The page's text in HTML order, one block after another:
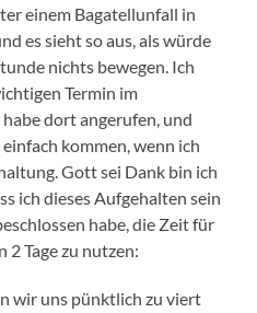
einem Bagatellunfall in
es sieht so aus, als würde
nichts bewegen. Ich
Termin im
dort angerufen, und
kommen, wenn ich
Gott sei Dank bin ich
ich dieses Aufgehalten sein
habe, die Zeit für
Tage zu nutzen:
wir uns pünktlich zu viert